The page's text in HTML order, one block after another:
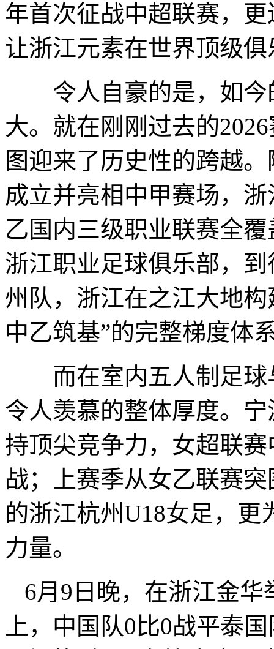
年首次征战中超联赛，
让浙江元素在世界顶级
令人自豪的是，如今
大。就在刚刚过去的
图迎来了历史性的跨越
成立并亮相中甲赛场，
乙国内三级职业联赛全
浙江职业足球俱乐部，
州队，浙江在之江大地
中乙筑基”的完整梯度体
而在室内五人制足球
令人羡慕的整体厚度。
持顶尖竞争力，女超联
战；上赛季从女乙联赛
的浙江杭州U18女足，
力量。
6月9日晚，在浙江金
上，中国队0比0战平泰